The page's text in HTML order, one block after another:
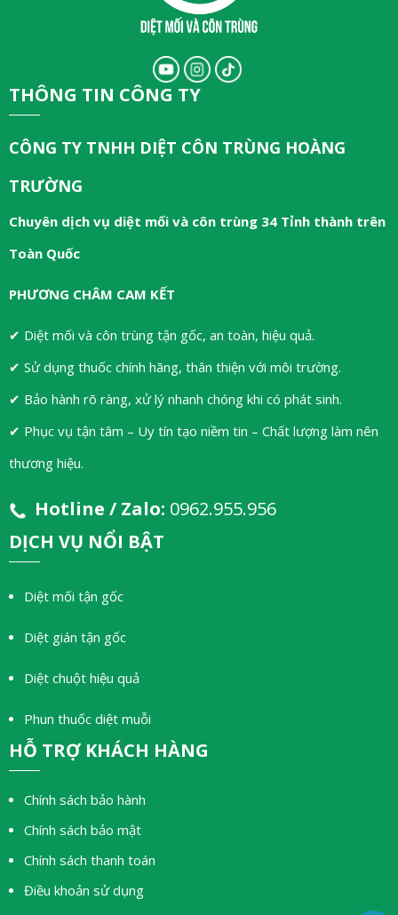
THÔNG TIN CÔNG TY
CÔNG TY TNHH DIỆT CÔN TRÙNG HOÀNG
TRƯỜNG
Chuyên dịch vụ diệt mối và côn trùng 34 Tỉnh thành trên
Toàn Quốc
PHƯƠNG CHÂM CAM KẾT
✔ Diệt mối và côn trùng tận gốc, an toàn, hiệu quả.
✔ Sử dụng thuốc chính hãng, thân thiện với môi trường.
✔ Bảo hành rõ ràng, xử lý nhanh chóng khi có phát sinh.
✔ Phục vụ tận tâm – Uy tín tạo niềm tin – Chất lượng làm nên
thương hiệu.
Hotline / Zalo: 0962.955.956
DỊCH VỤ NỔI BẬT
Diệt mối tận gốc
Diệt gián tận gốc
Diệt chuột hiệu quả
Phun thuốc diệt muỗi
HỖ TRỢ KHÁCH HÀNG
Chính sách bảo hành
Chính sách bảo mật
Chính sách thanh toán
Điều khoản sử dụng